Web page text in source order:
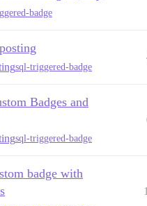
badge
sql-triggered-badge
Badges and
sql-triggered-badge
badge with